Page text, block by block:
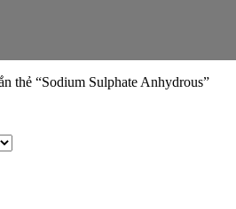
thẻ “Sodium Sulphate Anhydrous”